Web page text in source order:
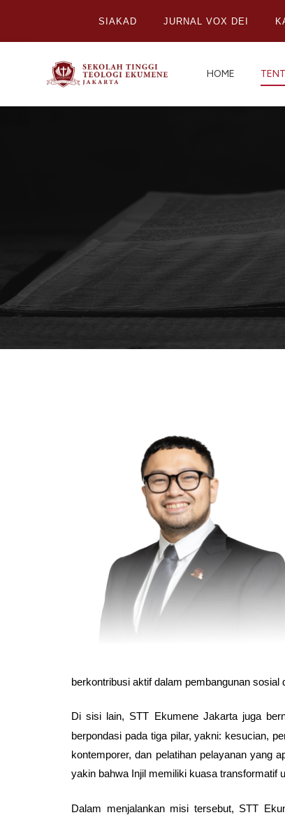
SIAKAD JURNAL VOX DEI
HOME
berkontribusi aktif dalam pembangunan
Di sisi lain, STT Ekumene Jakarta juga
berpondasi pada tiga pilar, yakni: kesucian,
kontemporer, dan pelatihan pelayanan yang
yakin bahwa Injil memiliki kuasa transformatif
Dalam menjalankan misi tersebut, STT